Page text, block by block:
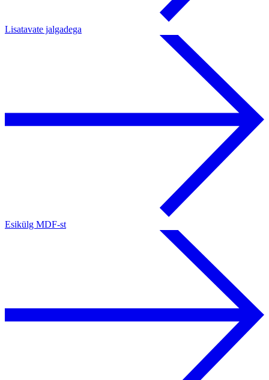
Lisatavate jalgadega
Esikülg MDF-st